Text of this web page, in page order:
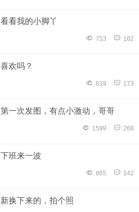
原味：QQ2420909753 看看我的小脚丫
753 162
原味：QQ2420909753 喜欢吗？
819 173
原味：QQ2420909753 第一次发图，有点小激动，哥哥
1599 268
原味：QQ2420909753 下班来一波
865 142
原味：QQ2420909753 新换下来的，拍个照